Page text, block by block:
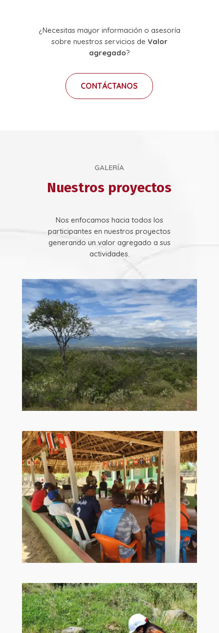
¿Necesitas mayor información o asesoría
sobre nuestros servicios de Valor
agregado?
CONTÁCTANOS
GALERÍA
Nuestros proyectos
Nos enfocamos hacia todos los
participantes en nuestros proyectos
generando un valor agregado a sus
actividades.